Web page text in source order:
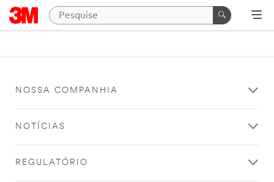
NOSSA COMPANHIA
NOTÍCIAS
REGULATÓRIO